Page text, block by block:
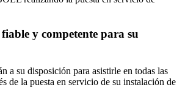
y competente para su
a su disposición para asistirle en todas las
de la puesta en servicio de su instalación de